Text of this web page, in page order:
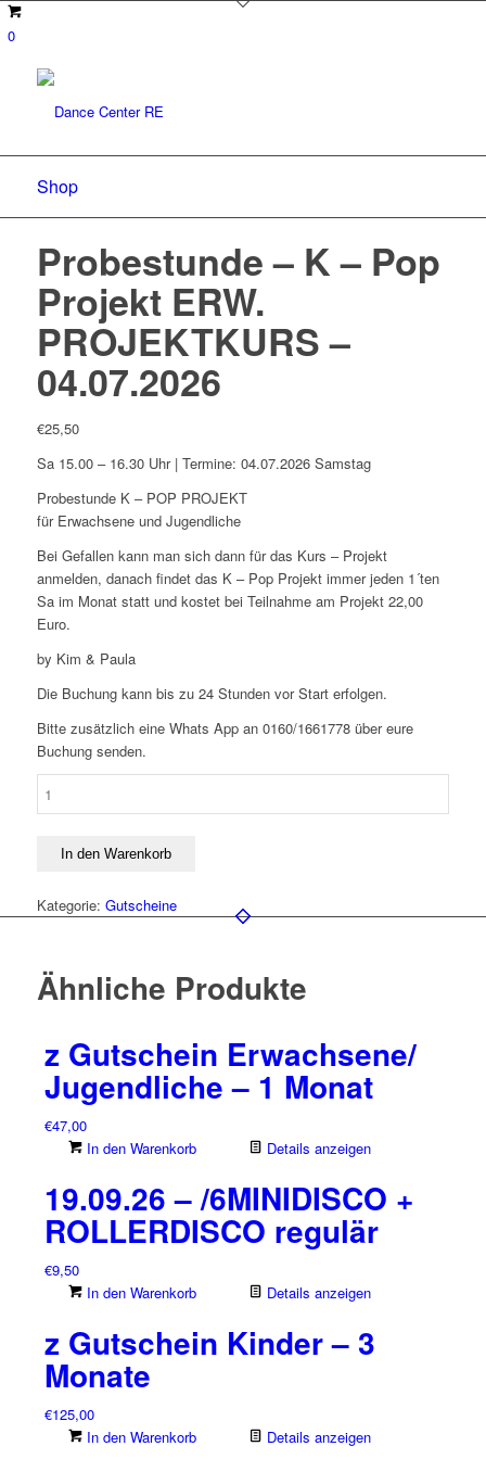
0
Shop
Probestunde – K – Pop
Projekt ERW.
PROJEKTKURS –
04.07.2026
€25,50
Sa 15.00 – 16.30 Uhr | Termine: 04.07.2026 Samstag
Probestunde K – POP PROJEKT
für Erwachsene und Jugendliche
Bei Gefallen kann man sich dann für das Kurs – Projekt
anmelden, danach findet das K – Pop Projekt immer jeden 1´ten
Sa im Monat statt und kostet bei Teilnahme am Projekt 22,00
Euro.
by Kim & Paula
Die Buchung kann bis zu 24 Stunden vor Start erfolgen.
Bitte zusätzlich eine Whats App an 0160/1661778 über eure
Buchung senden.
Projekt
ERW.
04.07.2026
In den Warenkorb
Kategorie: Gutscheine
Ähnliche Produkte
z Gutschein Erwachsene/
Jugendliche – 1 Monat
€47,00
In den Warenkorb
Details anzeigen
19.09.26 – /6MINIDISCO +
ROLLERDISCO regulär
€9,50
In den Warenkorb
Details anzeigen
z Gutschein Kinder – 3
Monate
€125,00
In den Warenkorb
Details anzeigen